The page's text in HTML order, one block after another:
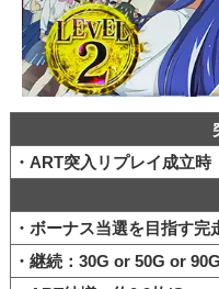
・ART突入リプレイ成立時
・ボーナス当選を目指す完
・継続：30G or 50G or 90G